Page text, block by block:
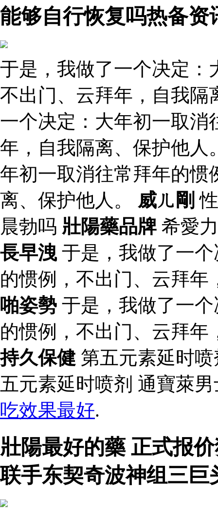
能够自行恢复吗热备资
于是，我做了一个决定：
不出门、云拜年，自我隔
一个决定：大年初一取消
年，自我隔离、保护他人
年初一取消往常拜年的惯
离、保护他人。 威ㄦ剛
晨勃吗 壯陽藥品牌 希愛
長早洩 于是，我做了一
的惯例，不出门、云拜
啪姿勢 于是，我做了一
的惯例，不出门、云拜
持久保健 第五元素延时
五元素延时喷剂 通寶萊
吃效果最好.
壯陽最好的藥 正式报
联手东契奇波神组三巨